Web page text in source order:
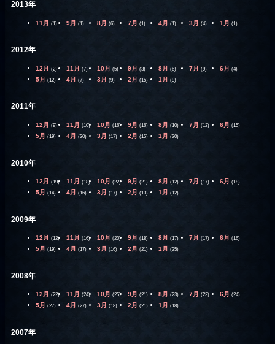
2013年
11月 (1) 9月 (1) 8月 (6) 7月 (1) 4月 (1) 3月 (4) 1月 (1)
2012年
12月 (2) 11月 (7) 10月 (5) 9月 (3) 8月 (6) 7月 (9) 6月 (4)
5月 (12) 4月 (7) 3月 (9) 2月 (15) 1月 (9)
2011年
12月 (9) 11月 (10) 10月 (16) 9月 (16) 8月 (10) 7月 (12) 6月 (15)
5月 (19) 4月 (20) 3月 (17) 2月 (15) 1月 (20)
2010年
12月 (19) 11月 (18) 10月 (22) 9月 (21) 8月 (12) 7月 (17) 6月 (18)
5月 (14) 4月 (16) 3月 (17) 2月 (13) 1月 (12)
2009年
12月 (12) 11月 (16) 10月 (20) 9月 (18) 8月 (17) 7月 (17) 6月 (16)
5月 (19) 4月 (17) 3月 (16) 2月 (21) 1月 (25)
2008年
12月 (22) 11月 (24) 10月 (25) 9月 (21) 8月 (23) 7月 (23) 6月 (24)
5月 (27) 4月 (27) 3月 (18) 2月 (21) 1月 (18)
2007年